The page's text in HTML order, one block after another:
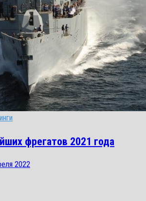
фрегатов 2021 года
2022